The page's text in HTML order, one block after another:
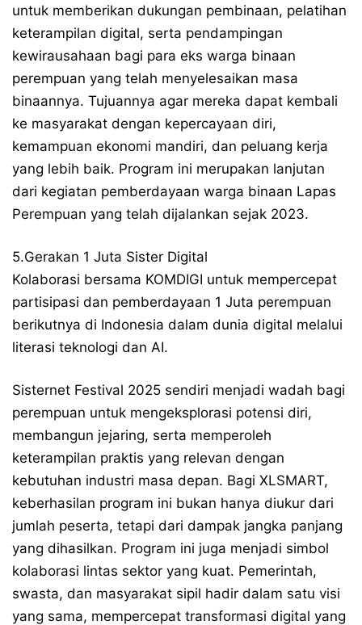
untuk memberikan dukungan pembinaan, pelatihan
keterampilan digital, serta pendampingan
kewirausahaan bagi para eks warga binaan
perempuan yang telah menyelesaikan masa
binaannya. Tujuannya agar mereka dapat kembali
ke masyarakat dengan kepercayaan diri,
kemampuan ekonomi mandiri, dan peluang kerja
yang lebih baik. Program ini merupakan lanjutan
dari kegiatan pemberdayaan warga binaan Lapas
Perempuan yang telah dijalankan sejak 2023.
5.Gerakan 1 Juta Sister Digital
Kolaborasi bersama KOMDIGI untuk mempercepat
partisipasi dan pemberdayaan 1 Juta perempuan
berikutnya di Indonesia dalam dunia digital melalui
literasi teknologi dan AI.
Sisternet Festival 2025 sendiri menjadi wadah bagi
perempuan untuk mengeksplorasi potensi diri,
membangun jejaring, serta memperoleh
keterampilan praktis yang relevan dengan
kebutuhan industri masa depan. Bagi XLSMART,
keberhasilan program ini bukan hanya diukur dari
jumlah peserta, tetapi dari dampak jangka panjang
yang dihasilkan. Program ini juga menjadi simbol
kolaborasi lintas sektor yang kuat. Pemerintah,
swasta, dan masyarakat sipil hadir dalam satu visi
yang sama, mempercepat transformasi digital yang